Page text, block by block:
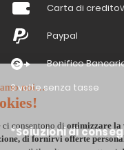
Carta di credito
Paypal
Bonifico
3 volte senza tasse
*Soluzioni di